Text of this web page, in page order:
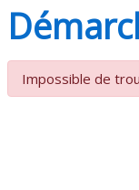
Impossible de